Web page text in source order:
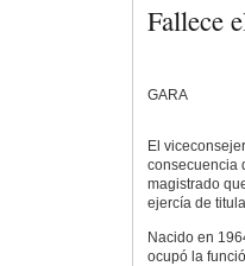
Fallece
GARA
El
consecuencia
magistrado
ejercía de
Nacido en
ocupó la